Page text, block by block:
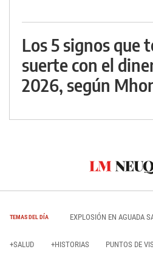
Los 5 signos que
suerte con el
2026, según
TEMAS DEL DÍA EXPLOSIÓN EN AGUADA
+SALUD +HISTORIAS PUNTOS DE